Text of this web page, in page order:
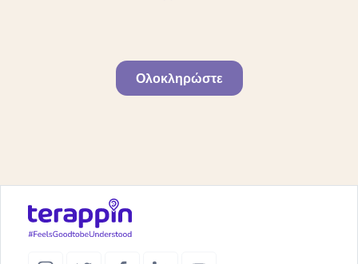
Ολοκληρώστε